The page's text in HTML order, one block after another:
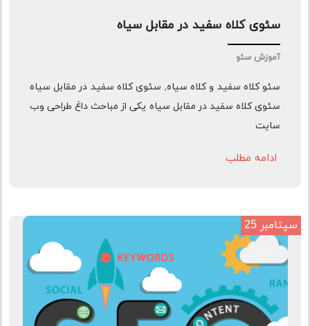
سئوی کلاه سفید در مقابل سیاه
آموزش سئو
سئو کلاه سفید و کلاه سیاه, سئوی کلاه سفید در مقابل سیاه
سئوی کلاه سفید در مقابل سیاه یکی از مباحث داغ طراحی وب
سایت
ادامه مطلب
سپتامبر 25